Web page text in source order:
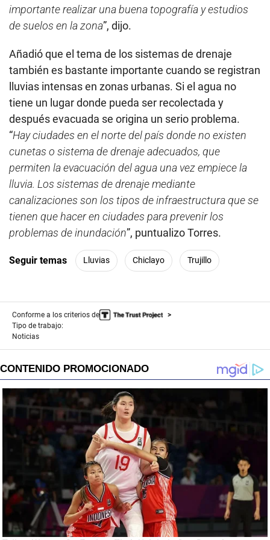
importante realizar una buena topografía y estudios
de suelos en la zona”, dijo.
Añadió que el tema de los sistemas de drenaje
también es bastante importante cuando se registran
lluvias intensas en zonas urbanas. Si el agua no
tiene un lugar donde pueda ser recolectada y
después evacuada se origina un serio problema.
“Hay ciudades en el norte del país donde no existen
cunetas o sistema de drenaje adecuados, que
permiten la evacuación del agua una vez empiece la
lluvia. Los sistemas de drenaje mediante
canalizaciones son los tipos de infraestructura que se
tienen que hacer en ciudades para prevenir los
problemas de inundación”, puntualizo Torres.
Seguir temas Lluvias Chiclayo Trujillo
Conforme a los criterios de
Tipo de trabajo:
Noticias